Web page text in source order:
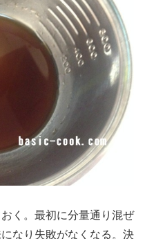
く。最初に分量通り混ぜ
なり失敗がなくなる。決